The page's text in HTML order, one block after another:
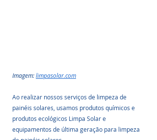
Imagem: limpasolar.com
Ao realizar nossos serviços de limpeza de
painéis solares, usamos produtos químicos e
produtos ecológicos Limpa Solar e
equipamentos de última geração para limpeza